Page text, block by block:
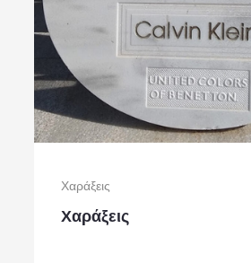
Χαράξεις
Χαράξεις